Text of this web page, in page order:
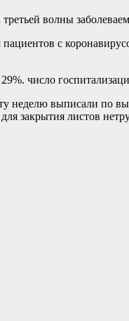
волны
с
число
неделю выписали
закрытия листов